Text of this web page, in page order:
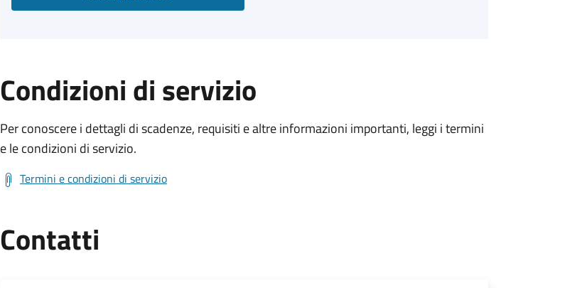
Condizioni di servizio
Per conoscere i dettagli di scadenze, requisiti e altre informazioni importanti, leggi i termini
e le condizioni di servizio.
Termini e condizioni di servizio
Contatti